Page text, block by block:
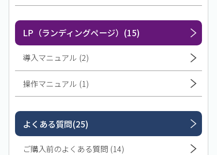
LP（ランディングページ）(15)
導入マニュアル (2)
操作マニュアル (1)
よくある質問(25)
ご購入前のよくある質問 (14)